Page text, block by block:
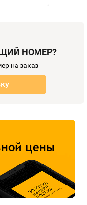
НОМЕР?
на заказ